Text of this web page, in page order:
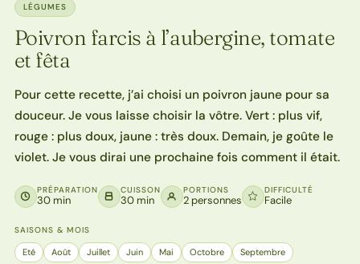
LÉGUMES
Poivron farcis à l’aubergine, tomate
et fêta
Pour cette recette, j’ai choisi un poivron jaune pour sa
douceur. Je vous laisse choisir la vôtre. Vert : plus vif,
rouge : plus doux, jaune : très doux. Demain, je goûte le
violet. Je vous dirai une prochaine fois comment il était.
PRÉPARATION
30 min
CUISSON
30 min
PORTIONS
2 personnes
DIFFICULTÉ
Facile
SAISONS & MOIS
Eté Août Juillet Juin Mai Octobre Septembre